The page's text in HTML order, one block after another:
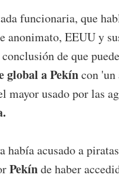
funcionaria, que
anonimato, EEUU y
de que
global a Pekíncon
mayor usado por las
había acusado a
Pekínde haber